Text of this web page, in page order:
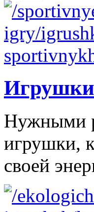
Игрушки
Нужными
игрушки,
своей